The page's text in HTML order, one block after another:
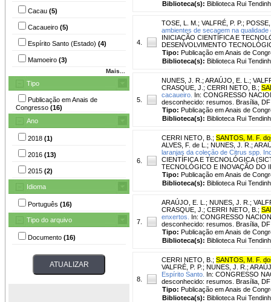
Cacau (5)
Cacaueiro (5)
Espírito Santo (Estado) (4)
Mamoeiro (3)
Mais...
Tipo
Publicação em Anais de
Congresso (16)
Ano
2018 (1)
2016 (13)
2015 (2)
Idioma
Português (16)
Tipo do arquivo
Documento (16)
Biblioteca(s): Biblioteca Rui
4.
TOSE, L. M. ; VALFRÉ, P. P. ;
ambientes de secagem na
INICIAÇÃO CIENTÍFICA E
DESENVOLVIMENTO
Tipo: Publicação em Anais de
Biblioteca(s): Biblioteca Rui
5.
NUNES, J. R. ; ARAÚJO, E. L. ;
CRASQUE, J. ; CERRI NETO, B. ;
cacaueiro. In: CONGRESSO
desconhecido: resumos. Brasília,
Tipo: Publicação em Anais de
Biblioteca(s): Biblioteca Rui
6.
CERRI NETO, B. ; SANTOS, M. F.
ALVES, F. de L. ; NUNES, J. R. ;
laranjas da coleção de Citrus spp.
CIENTÍFICA E TECNOLÓGICA
TECNOLÓGICO E INOVAÇÃO DO
Tipo: Publicação em Anais de
Biblioteca(s): Biblioteca Rui
7.
ARAÚJO, E. L. ; NUNES, J. R. ;
CRASQUE, J. ; CERRI NETO, B. ;
enxertos.
In: CONGRESSO
desconhecido: resumos. Brasília,
Tipo: Publicação em Anais de
Biblioteca(s): Biblioteca Rui
8.
CERRI NETO, B. ; SANTOS, M. F.
VALFRÉ, P. P. ; NUNES, J. R. ;
Espírito Santo. In: CONGRESSO
desconhecido: resumos. Brasília,
Tipo: Publicação em Anais de
Biblioteca(s): Biblioteca Rui